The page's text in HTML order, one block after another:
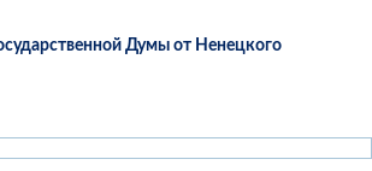
Думы от Ненецкого